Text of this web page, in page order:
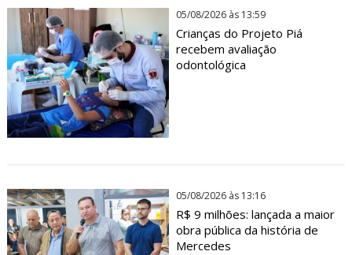
05/08/2026 às 13:59
Crianças do Projeto Piá
recebem avaliação
odontológica
05/08/2026 às 13:16
R$ 9 milhões: lançada a maior
obra pública da história de
Mercedes